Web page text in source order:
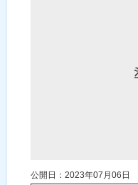
公開日：2023年07月06日